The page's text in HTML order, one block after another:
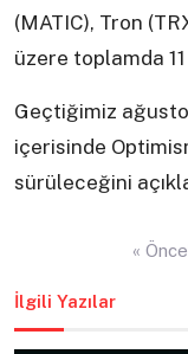
(MATIC), Tron
üzere toplamda
Geçtiğimiz
içerisinde
sürüleceğini
«
İlgili Yazılar